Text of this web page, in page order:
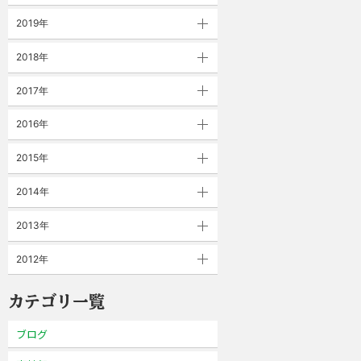
2019年
2018年
2017年
2016年
2015年
2014年
2013年
2012年
カテゴリ一覧
ブログ